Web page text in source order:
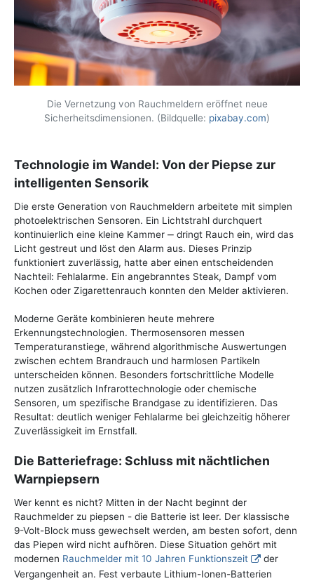
Die Vernetzung von Rauchmeldern eröffnet neue
Sicherheitsdimensionen. (Bildquelle: pixabay.com)
Technologie im Wandel: Von der Piepse zur
intelligenten Sensorik
Die erste Generation von Rauchmeldern arbeitete mit simplen
photoelektrischen Sensoren. Ein Lichtstrahl durchquert
kontinuierlich eine kleine Kammer ‒ dringt Rauch ein, wird das
Licht gestreut und löst den Alarm aus. Dieses Prinzip
funktioniert zuverlässig, hatte aber einen entscheidenden
Nachteil: Fehlalarme. Ein angebranntes Steak, Dampf vom
Kochen oder Zigarettenrauch konnten den Melder aktivieren.
Moderne Geräte kombinieren heute mehrere
Erkennungstechnologien. Thermosensoren messen
Temperaturanstiege, während algorithmische Auswertungen
zwischen echtem Brandrauch und harmlosen Partikeln
unterscheiden können. Besonders fortschrittliche Modelle
nutzen zusätzlich Infrarottechnologie oder chemische
Sensoren, um spezifische Brandgase zu identifizieren. Das
Resultat: deutlich weniger Fehlalarme bei gleichzeitig höherer
Zuverlässigkeit im Ernstfall.
Die Batteriefrage: Schluss mit nächtlichen
Warnpiepsern
Wer kennt es nicht? Mitten in der Nacht beginnt der
Rauchmelder zu piepsen - die Batterie ist leer. Der klassische
9-Volt-Block muss gewechselt werden, am besten sofort, denn
das Piepen wird nicht aufhören. Diese Situation gehört mit
modernen Rauchmelder mit 10 Jahren Funktionszeit
der
Vergangenheit an. Fest verbaute Lithium-Ionen-Batterien